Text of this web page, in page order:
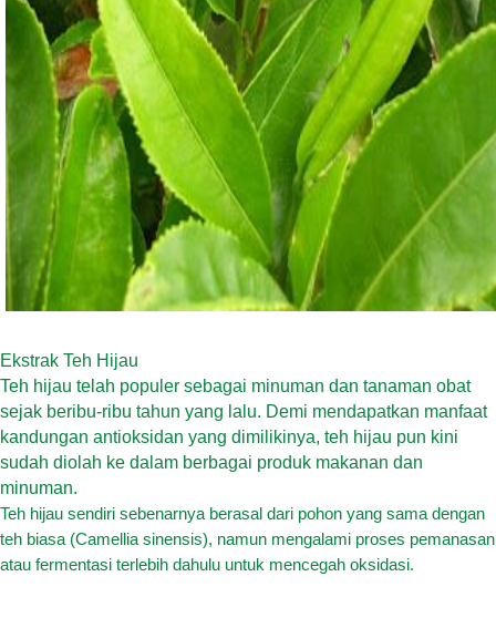
Ekstrak Teh Hijau
Teh hijau telah populer sebagai minuman dan tanaman obat
sejak beribu-ribu tahun yang lalu. Demi mendapatkan manfaat
kandungan antioksidan yang dimilikinya, teh hijau pun kini
sudah diolah ke dalam berbagai produk makanan dan
minuman.
Teh hijau sendiri sebenarnya berasal dari pohon yang sama dengan
teh biasa (Camellia sinensis), namun mengalami proses pemanasan
atau fermentasi terlebih dahulu untuk mencegah oksidasi.